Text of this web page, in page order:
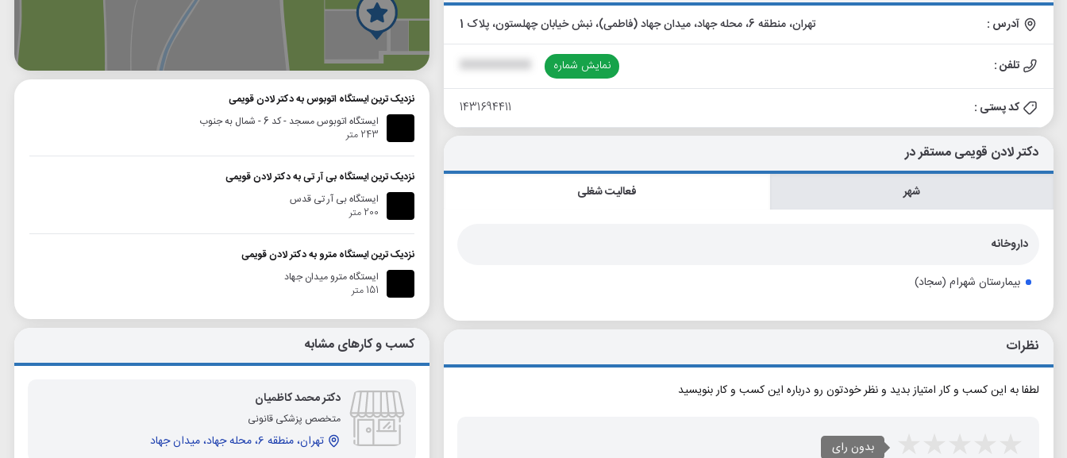
آدرس : تهران، منطقه 6، محله جهاد، میدان جهاد (فاطمی)، نبش خیابان چهلستون، پلاک 1
تلفن : نمایش شماره XXXXXXXXXX
کد پستی : 1431694411
دکتر لادن قویمی مستقر در
شهر فعالیت شغلی
داروخانه
بیمارستان شهرام (سجاد)
نظرات
لطفا به این کسب و کار امتیاز بدید و نظر خودتون رو درباره این کسب و کار بنویسید
بدون رای
نزدیک ترین ایستگاه اتوبوس به دکتر لادن قویمی
ایستگاه اتوبوس مسجد - کد 6 - شمال به جنوب
243 متر
نزدیک ترین ایستگاه بی آر تی به دکتر لادن قویمی
ایستگاه بی آر تی قدس
200 متر
نزدیک ترین ایستگاه مترو به دکتر لادن قویمی
ایستگاه مترو میدان جهاد
151 متر
کسب و کارهای مشابه
دکتر محمد کاظمیان
متخصص پزشکی قانونی
تهران، منطقه 6، محله جهاد، میدان جهاد